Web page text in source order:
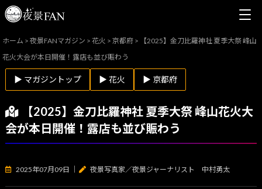
ホーム >夜景FANマガジン >花火 >京都府 >
【2025】金刀比羅神社 夏季大祭 峰山
花火大会が本日開催！露店も並び賑わう
▶ マガジントップ ▶ 花火 ▶ 京都府
【2025】金刀比羅神社 夏季大祭 峰山花火大
会が本日開催！露店も並び賑わう
2025年07月09日 夜景写真家／夜景ジャーナリスト 中村勇太